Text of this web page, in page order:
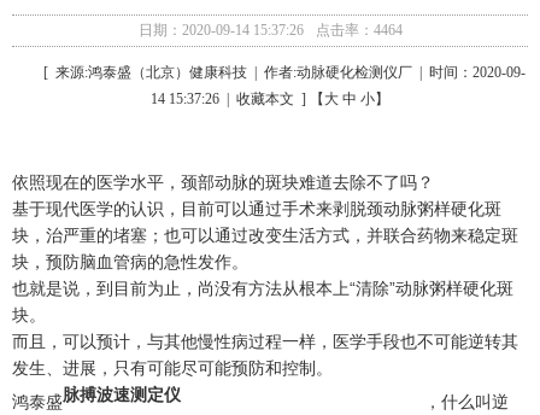
日期：2020-09-14 15:37:26 点击率：4464
[ 来源:鸿泰盛（北京）健康科技 | 作者:动脉硬化检测仪厂 | 时间：2020-09-
14 15:37:26 | 收藏本文 ] 【大 中 小】
依照现在的医学水平，颈部动脉的斑块难道去除不了吗？
基于现代医学的认识，目前可以通过手术来剥脱颈动脉粥样硬化斑
块，治严重的堵塞；也可以通过改变生活方式，并联合药物来稳定斑
块，预防脑血管病的急性发作。
也就是说，到目前为止，尚没有方法从根本上“清除”动脉粥样硬化斑
块。
而且，可以预计，与其他慢性病过程一样，医学手段也不可能逆转其
发生、进展，只有可能尽可能预防和控制。
鸿泰盛脉搏波速测定仪
，什么叫逆